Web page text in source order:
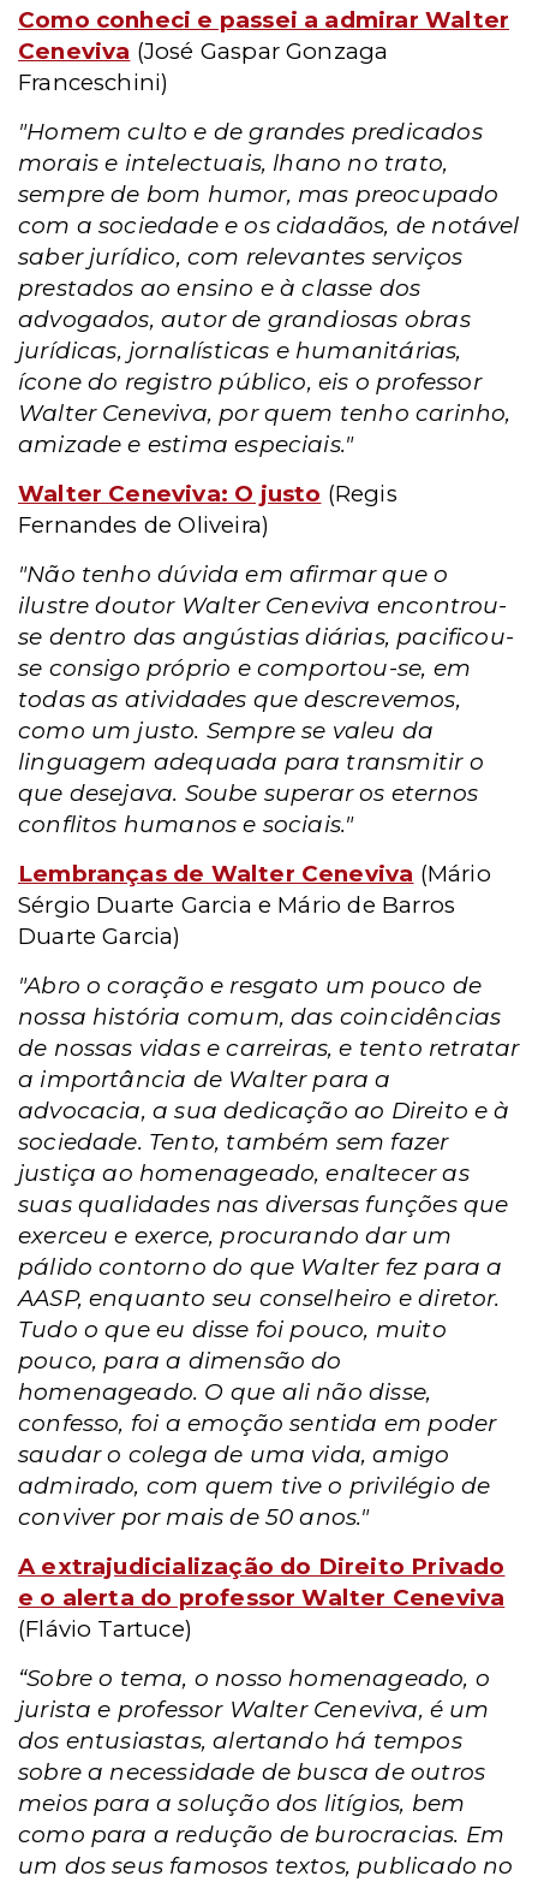
Como conheci e passei a admirar Walter
Ceneviva (José Gaspar Gonzaga
Franceschini)
"Homem culto e de grandes predicados
morais e intelectuais, lhano no trato,
sempre de bom humor, mas preocupado
com a sociedade e os cidadãos, de notável
saber jurídico, com relevantes serviços
prestados ao ensino e à classe dos
advogados, autor de grandiosas obras
jurídicas, jornalísticas e humanitárias,
ícone do registro público, eis o professor
Walter Ceneviva, por quem tenho carinho,
amizade e estima especiais."
Walter Ceneviva: O justo (Regis
Fernandes de Oliveira)
"Não tenho dúvida em afirmar que o
ilustre doutor Walter Ceneviva encontrou-
se dentro das angústias diárias, pacificou-
se consigo próprio e comportou-se, em
todas as atividades que descrevemos,
como um justo. Sempre se valeu da
linguagem adequada para transmitir o
que desejava. Soube superar os eternos
conflitos humanos e sociais."
Lembranças de Walter Ceneviva (Mário
Sérgio Duarte Garcia e Mário de Barros
Duarte Garcia)
"Abro o coração e resgato um pouco de
nossa história comum, das coincidências
de nossas vidas e carreiras, e tento retratar
a importância de Walter para a
advocacia, a sua dedicação ao Direito e à
sociedade. Tento, também sem fazer
justiça ao homenageado, enaltecer as
suas qualidades nas diversas funções que
exerceu e exerce, procurando dar um
pálido contorno do que Walter fez para a
AASP, enquanto seu conselheiro e diretor.
Tudo o que eu disse foi pouco, muito
pouco, para a dimensão do
homenageado. O que ali não disse,
confesso, foi a emoção sentida em poder
saudar o colega de uma vida, amigo
admirado, com quem tive o privilégio de
conviver por mais de 50 anos."
A extrajudicialização do Direito Privado
e o alerta do professor Walter Ceneviva
(Flávio Tartuce)
“Sobre o tema, o nosso homenageado, o
jurista e professor Walter Ceneviva, é um
dos entusiastas, alertando há tempos
sobre a necessidade de busca de outros
meios para a solução dos litígios, bem
como para a redução de burocracias. Em
um dos seus famosos textos, publicado no